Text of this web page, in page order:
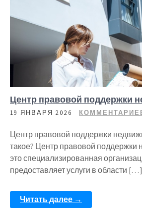
Центр правовой поддержки
19 ЯНВАРЯ 2026
Центр правовой поддержки
такое? Центр правовой
это специализированная
предоставляет услуги в области […]
Читать далее →